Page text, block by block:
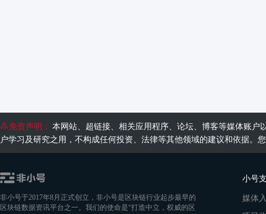
免责声明： 本网站、超链接、相关应用程序、论坛、博客等媒体账
户学习及研究之用，不构成任何投资、法律等其他领域的建议和依据
非小号于2017年8月正式创立，非小号是区块链行业起步最早的
区块链数据资讯平台之一。我们的使命是“打造中立，权威的区
小号
媒体